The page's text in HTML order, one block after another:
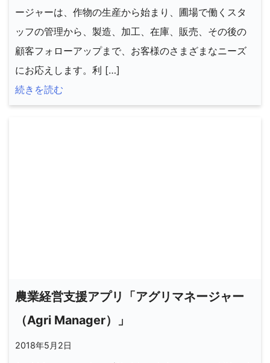
ージャーは、作物の生産から始まり、圃場で働くスタ
ッフの管理から、製造、加工、在庫、販売、その後の
顧客フォローアップまで、お客様のさまざまなニーズ
にお応えします。利 […]
続きを読む
農業経営支援アプリ「アグリマネージャー
（Agri Manager）」
2018年5月2日